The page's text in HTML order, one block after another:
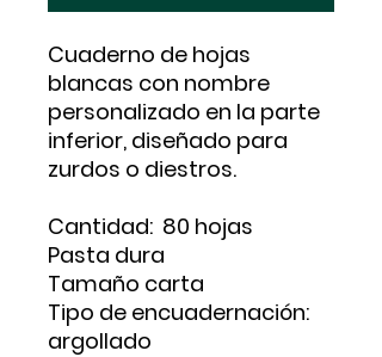
Cuaderno de hojas
blancas con nombre
personalizado en la parte
inferior, diseñado para
zurdos o diestros.
Cantidad: 80 hojas
Pasta dura
Tamaño carta
Tipo de encuadernación:
argollado